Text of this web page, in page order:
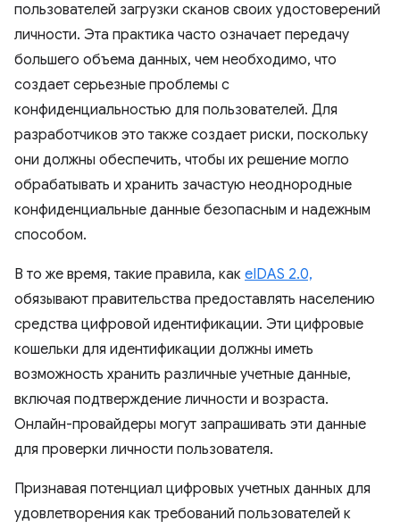
пользователей загрузки сканов своих удостоверений
личности. Эта практика часто означает передачу
большего объема данных, чем необходимо, что
создает серьезные проблемы с
конфиденциальностью для пользователей. Для
разработчиков это также создает риски, поскольку
они должны обеспечить, чтобы их решение могло
обрабатывать и хранить зачастую неоднородные
конфиденциальные данные безопасным и надежным
способом.
В то же время, такие правила, как eIDAS 2.0,
обязывают правительства предоставлять населению
средства цифровой идентификации. Эти цифровые
кошельки для идентификации должны иметь
возможность хранить различные учетные данные,
включая подтверждение личности и возраста.
Онлайн-провайдеры могут запрашивать эти данные
для проверки личности пользователя.
Признавая потенциал цифровых учетных данных для
удовлетворения как требований пользователей к